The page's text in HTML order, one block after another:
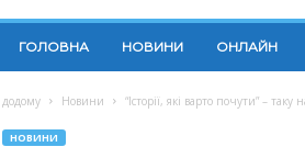
ГОЛОВНА НОВИНИ ОНЛАЙН
додому Новини “Історії, які варто почути” –
НОВИНИ